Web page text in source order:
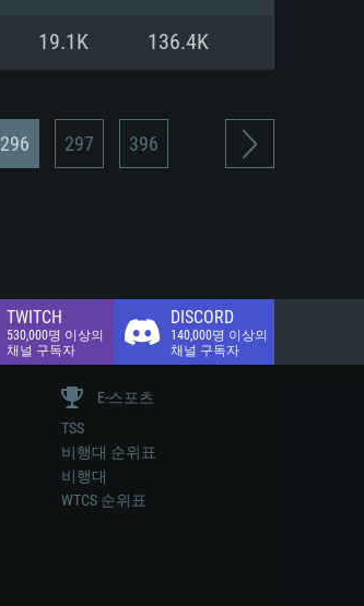
19.1K 136.4K
296 297 396
TWITCH
530,000명 이상의
채널 구독자
DISCORD
140,000명 이상의
채널 구독자
E-스포츠
TSS
비행대 순위표
비행대
WTCS 순위표